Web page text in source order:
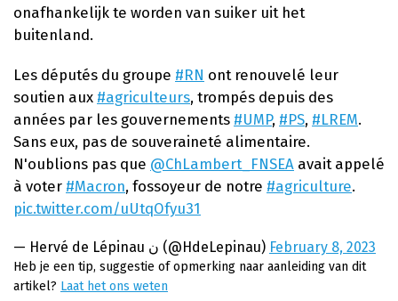
onafhankelijk te worden van suiker uit het
buitenland.
Les députés du groupe #RN ont renouvelé leur
soutien aux #agriculteurs, trompés depuis des
années par les gouvernements #UMP, #PS, #LREM.
Sans eux, pas de souveraineté alimentaire.
N'oublions pas que @ChLambert_FNSEA avait appelé
à voter #Macron, fossoyeur de notre #agriculture.
pic.twitter.com/uUtqOfyu31
— Hervé de Lépinau ن (@HdeLepinau) February 8, 2023
Heb je een tip, suggestie of opmerking naar aanleiding van dit
artikel? Laat het ons weten